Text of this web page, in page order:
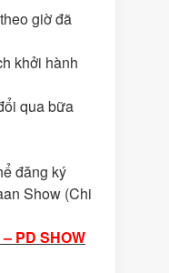
giờ đã
khởi hành
qua bữa
đăng ký
Show (Chi
PD SHOW